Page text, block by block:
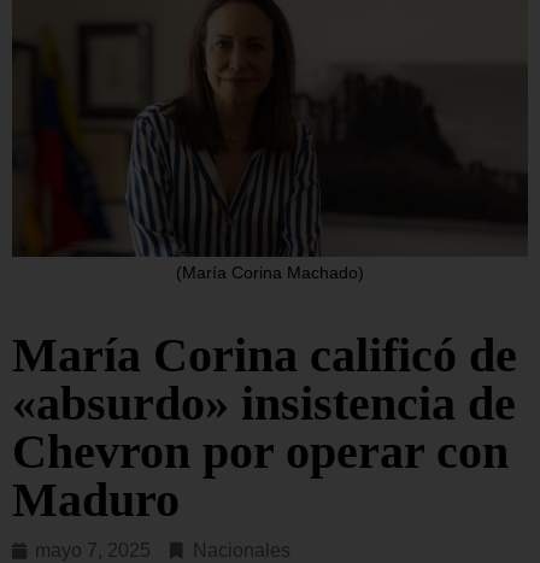
(María Corina Machado)
María Corina calificó de
«absurdo» insistencia de
Chevron por operar con
Maduro
mayo 7, 2025 Nacionales